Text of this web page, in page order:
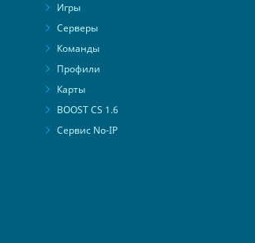
Игры
Серверы
Команды
Профили
Карты
BOOST CS 1.6
Сервис No-IP